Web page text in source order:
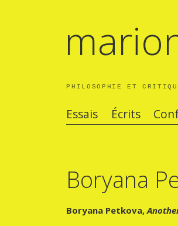
PHILOSOPHIE ET
Essais Écrits
Boryana
Boryana Petkova,